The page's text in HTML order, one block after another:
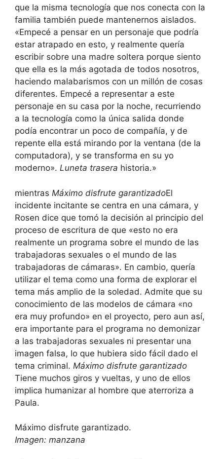
que la misma tecnología que nos conecta con la
familia también puede mantenernos aislados.
«Empecé a pensar en un personaje que podría
estar atrapado en esto, y realmente quería
escribir sobre una madre soltera porque siento
que ella es la más agotada de todos nosotros,
haciendo malabarismos con un millón de cosas
diferentes. Empecé a representar a este
personaje en su casa por la noche, recurriendo
a la tecnología como la única salida donde
podía encontrar un poco de compañía, y de
repente ella está mirando por la ventana (de la
computadora), y se transforma en su yo
moderno». Luneta trasera historia.»
mientras Máximo disfrute garantizadoEl
incidente incitante se centra en una cámara, y
Rosen dice que tomó la decisión al principio del
proceso de escritura de que «esto no era
realmente un programa sobre el mundo de las
trabajadoras sexuales o el mundo de las
trabajadoras de cámaras». En cambio, quería
utilizar el tema como una forma de explorar el
tema más amplio de la soledad. Admite que su
conocimiento de las modelos de cámara «no
era muy profundo» en el proyecto, pero aun así,
era importante para el programa no demonizar
a las trabajadoras sexuales ni presentar una
imagen falsa, lo que hubiera sido fácil dado el
tema criminal. Máximo disfrute garantizado
Tiene muchos giros y vueltas, y uno de ellos
implica humanizar al hombre que aterroriza a
Paula.
Máximo disfrute garantizado.
Imagen: manzana